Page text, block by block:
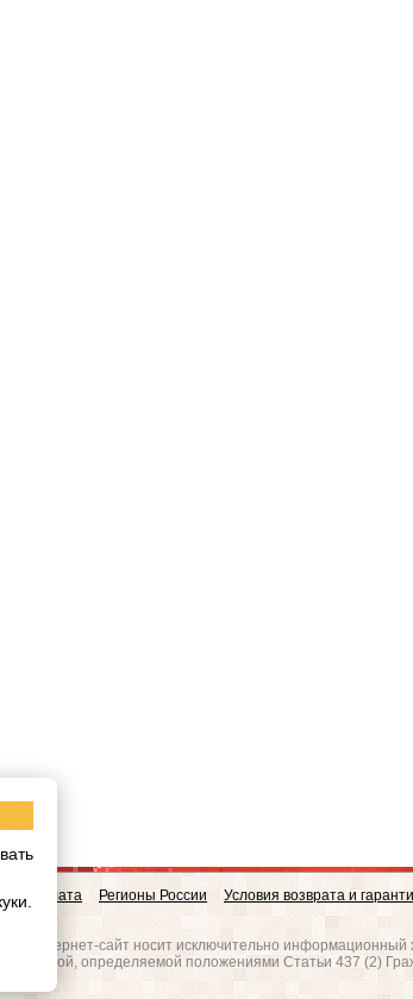
и Оплата Регионы России Условия возврата и
интернет-сайт носит исключительно информационный
офертой, определяемой положениями Статьи 437 (2)